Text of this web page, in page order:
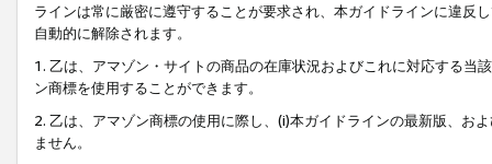
ラインは常に厳密に遵守することが要求され、本ガイドラインに違反
自動的に解除されます。
1. 乙は、アマゾン・サイトの商品の在庫状況およびこれに対応する
ン商標を使用することができます。
2. 乙は、アマゾン商標の使用に際し、(i)本ガイドラインの最新版、お
ません。